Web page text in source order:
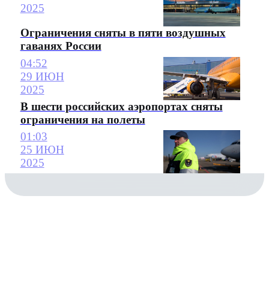
2025
Ограничения сняты в пяти воздушных
гаванях России
04:52
29 ИЮН
2025
В шести российских аэропортах сняты
ограничения на полеты
01:03
25 ИЮН
2025